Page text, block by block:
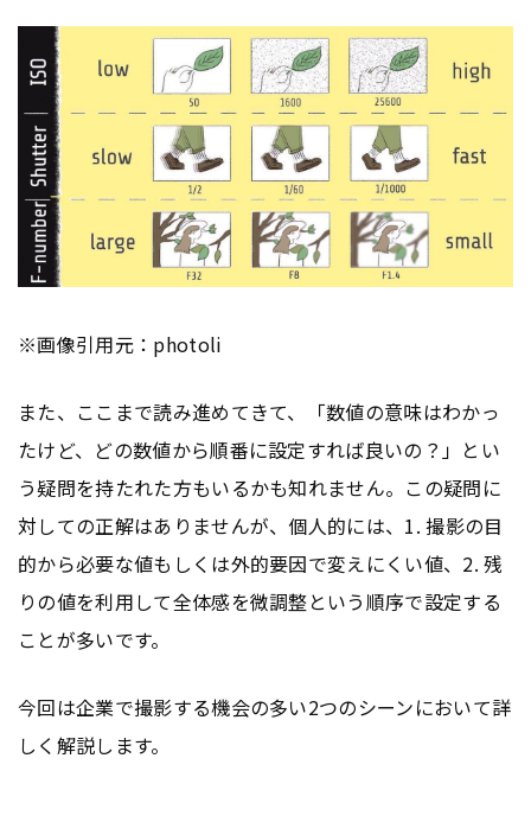
※画像引用元：photoli
また、ここまで読み進めてきて、「数値の意味はわかっ
たけど、どの数値から順番に設定すれば良いの？」とい
う疑問を持たれた方もいるかも知れません。この疑問に
対しての正解はありませんが、個人的には、1. 撮影の目
的から必要な値もしくは外的要因で変えにくい値、2. 残
りの値を利用して全体感を微調整という順序で設定する
ことが多いです。
今回は企業で撮影する機会の多い2つのシーンにおいて詳
しく解説します。